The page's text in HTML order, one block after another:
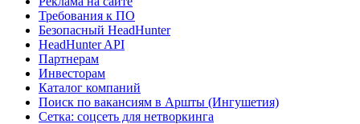
Требования к ПО
Безопасный HeadHunter
HeadHunter API
Партнерам
Инвесторам
Каталог компаний
Поиск по вакансиям в Аршты (Ингушетия)
Сетка: соцсеть для нетворкинга